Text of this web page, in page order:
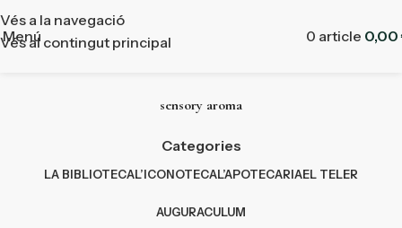
Vés a la navegació
Vés al contingut principal
Menú 0 article 0,00
sensory aroma
Categories
LA BIBLIOTECAL’ICONOTECAL’APOTECARIAEL TELER
AUGURACULUM